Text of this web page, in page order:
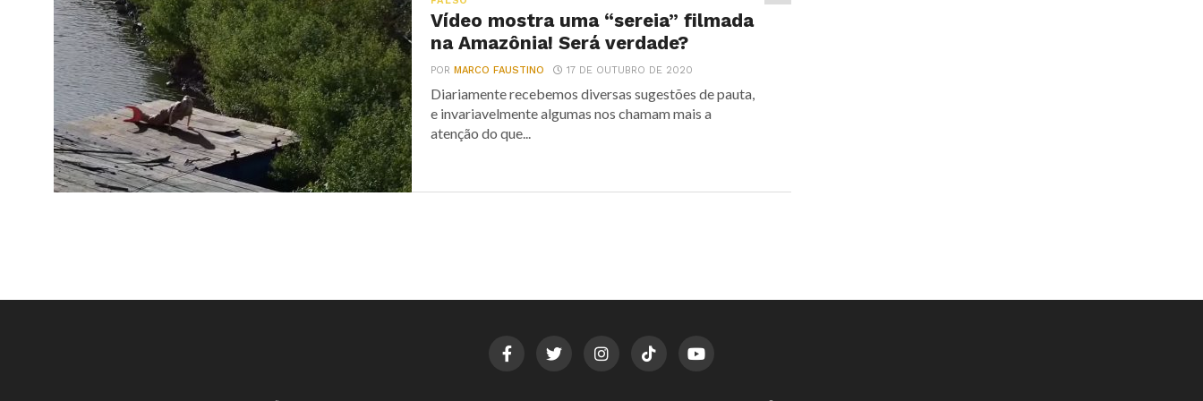
Vídeo mostra uma “sereia” filmada
na Amazônia! Será verdade?
PORMARCO FAUSTINO 17 DE OUTUBRO DE 2020
Diariamente recebemos diversas sugestões de pauta,
e invariavelmente algumas nos chamam mais a
atenção do que...